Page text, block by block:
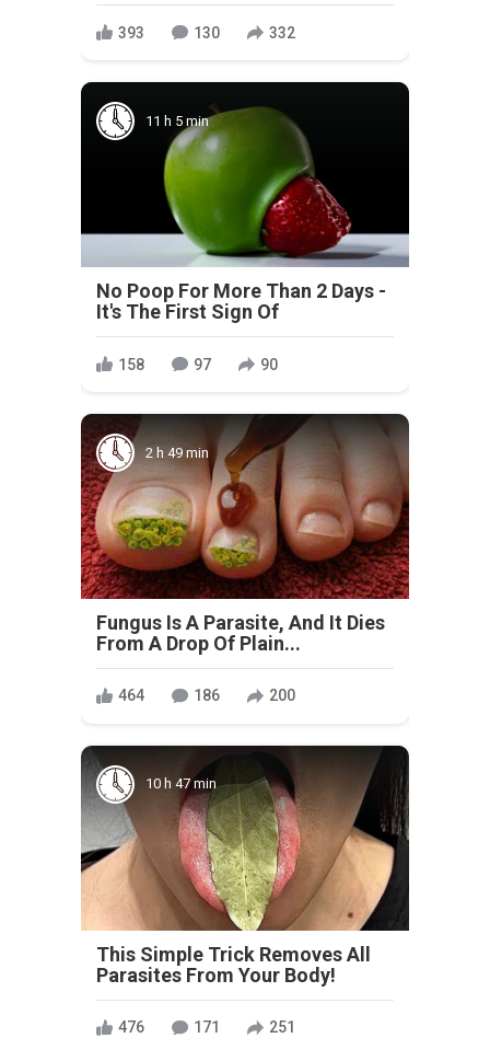
393 130 332
11 h 5 min
No Poop For More Than 2 Days -
It's The First Sign Of
158 97 90
2 h 49 min
Fungus Is A Parasite, And It Dies
From A Drop Of Plain...
464 186 200
10 h 47 min
This Simple Trick Removes All
Parasites From Your Body!
476 171 251